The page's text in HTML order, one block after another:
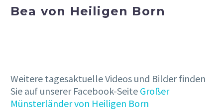
Bea von Heiligen Born
Weitere tagesaktuelle Videos und Bilder finden
Sie auf unserer Facebook-Seite Großer
Münsterländer von Heiligen Born